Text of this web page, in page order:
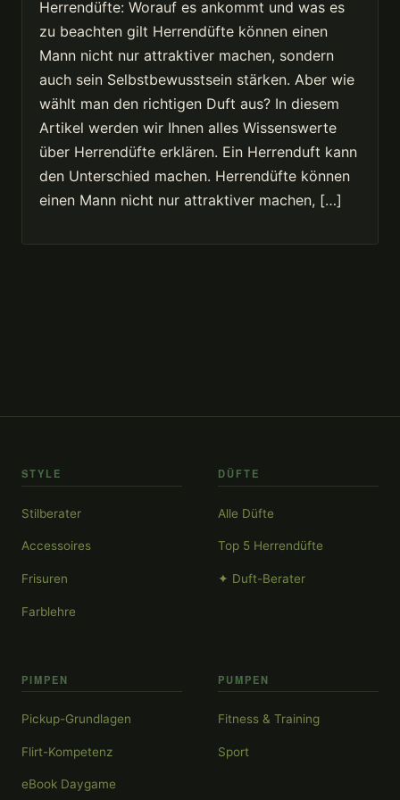
Herrendüfte: Worauf es ankommt und was es
zu beachten gilt Herrendüfte können einen
Mann nicht nur attraktiver machen, sondern
auch sein Selbstbewusstsein stärken. Aber wie
wählt man den richtigen Duft aus? In diesem
Artikel werden wir Ihnen alles Wissenswerte
über Herrendüfte erklären. Ein Herrenduft kann
den Unterschied machen. Herrendüfte können
einen Mann nicht nur attraktiver machen, […]
STYLE
Stilberater
Accessoires
Frisuren
Farblehre
DÜFTE
Alle Düfte
Top 5 Herrendüfte
✦ Duft-Berater
PIMPEN
Pickup-Grundlagen
Flirt-Kompetenz
eBook Daygame
PUMPEN
Fitness & Training
Sport